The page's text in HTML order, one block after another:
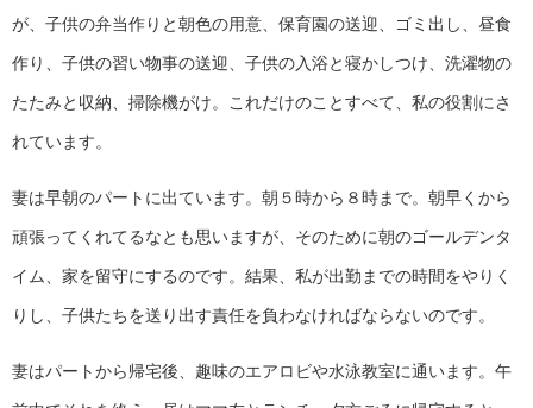
が、子供の弁当作りと朝色の用意、保育園の送迎、ゴミ出し、昼食
作り、子供の習い物事の送迎、子供の入浴と寝かしつけ、洗濯物の
たたみと収納、掃除機がけ。これだけのことすべて、私の役割にさ
れています。
妻は早朝のパートに出ています。朝５時から８時まで。朝早くから
頑張ってくれてるなとも思いますが、そのために朝のゴールデンタ
イム、家を留守にするのです。結果、私が出勤までの時間をやりく
りし、子供たちを送り出す責任を負わなければならないのです。
妻はパートから帰宅後、趣味のエアロビや水泳教室に通います。午